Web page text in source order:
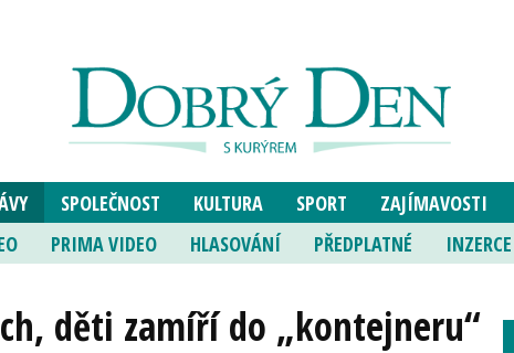
SPOLEČNOST KULTURA SPORT ZAJÍMAVOSTI
PRIMA VIDEO HLASOVÁNÍ PŘEDPLATNÉ INZERCE
děti zamíří do „kontejneru“